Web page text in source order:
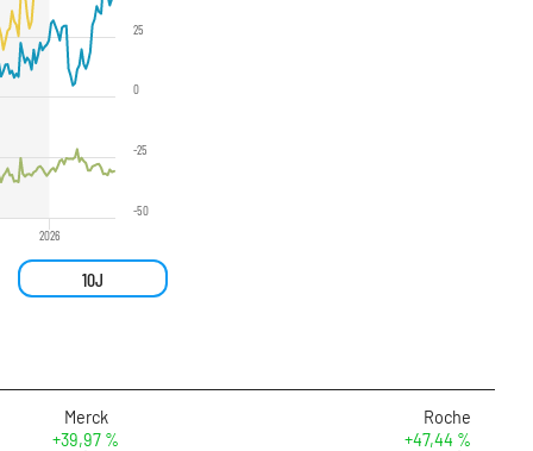
2026
-50
-25
0
25
10J
Merck
+39,97 %
Roche
+47,44 %